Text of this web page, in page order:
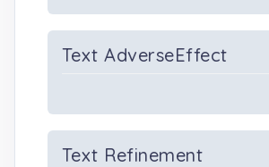
Text AdverseEffect
Text Refinement